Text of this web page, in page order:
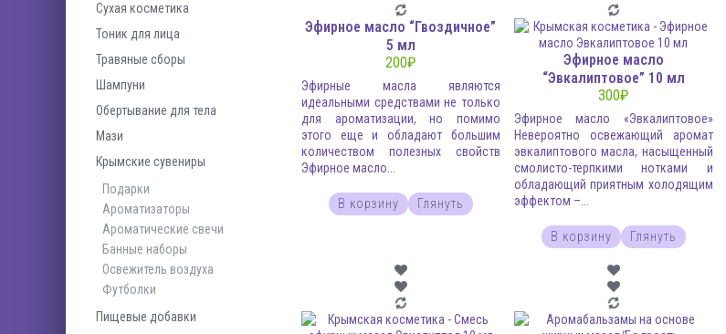
Эфирное масло “Гвоздичное”
5 мл
200₽
Эфирные масла являются
идеальными средствами не только
для ароматизации, но помимо
этого еще и обладают большим
количеством полезных свойств
Эфирное масло...
В корзину Глянуть
Эфирное масло
“Эвкалиптовое” 10 мл
300₽
Эфирное масло «Эвкалиптовое»
Невероятно освежающий аромат
эвкалиптового масла, насыщенный
смолисто-терпкими нотками и
обладающий приятным холодящим
эффектом –...
В корзину Глянуть
Сухая косметика
Тоник для лица
Травяные сборы
Шампуни
Обертывание для тела
Мази
Крымские сувениры
Подарки
Ароматизаторы
Ароматические свечи
Банные наборы
Освежитель воздуха
Футболки
Пищевые добавки